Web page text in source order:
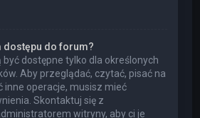
dostępu do forum?
dostępne tylko dla określonych
Aby przeglądać, czytać, pisać na
inne operacje, musisz mieć
Skontaktuj się z
witryny, aby ci je